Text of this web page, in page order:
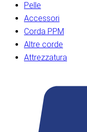
Pelle
Accessori
Corda PPM
Altre corde
Attrezzatura